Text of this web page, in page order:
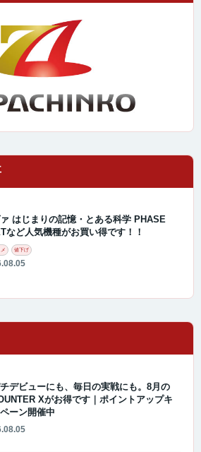
はじまりの記憶・とある科学 PHASE
など人気機種がお買い得です！！
値下げ
デビューにも、毎日の実戦にも。8月の
Xがお得です｜ポイントアップキ
ーン開催中